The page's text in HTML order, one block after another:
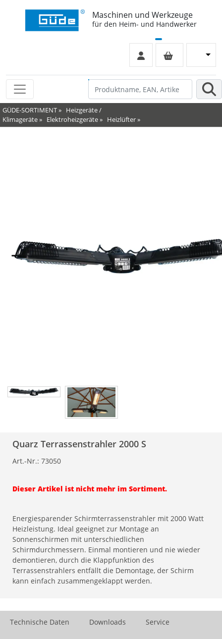
Maschinen und Werkzeuge
für den Heim- und Handwerker
GÜDE-SORTIMENT» Heizgeräte /
Klimageräte» Elektroheizgeräte» Heizlüfter»
Quarz Terrassenstrahler 2000 S
Art.-Nr.: 73050
Dieser Artikel ist nicht mehr im Sortiment.
Energiesparender Schirmterrassenstrahler mit 2000 Watt
Heizleistung. Ideal geeignet zur Montage an
Sonnenschirmen mit unterschiedlichen
Schirmdurchmessern. Einmal montieren und nie wieder
demontieren, durch die Klappfunktion des
Terrassenstrahlers entfällt die Demontage, der Schirm
kann einfach zusammengeklappt werden.
Technische Daten Downloads Service